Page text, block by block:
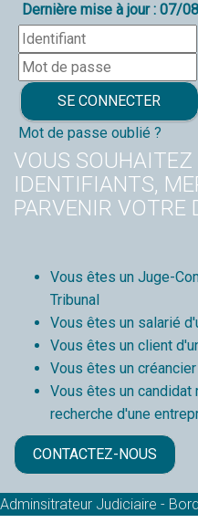
Dernière mise à jour : 07/
Mot de passe oublié ?
VOUS
IDENTIFIANTS,
PARVENIR VOTRE
Vous êtes un Juge-
Tribunal
Vous êtes un salarié
Vous êtes un client
Vous êtes un
Vous êtes un candidat
recherche d'une
CONTACTEZ-NOUS
Adminsitrateur Judiciaire -